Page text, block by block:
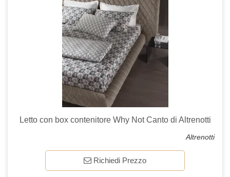
Letto con box contenitore Why Not Canto di Altrenotti
Altrenotti
Richiedi Prezzo